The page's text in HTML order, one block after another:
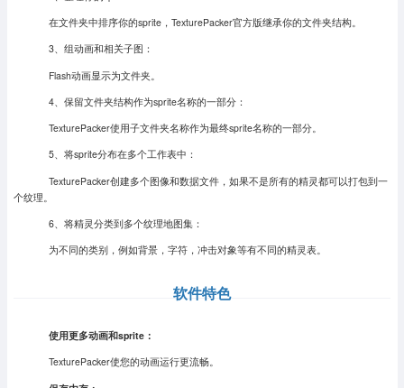
在文件夹中排序你的sprite，TexturePacker官方版继承你的文件夹结构。
3、组动画和相关子图：
Flash动画显示为文件夹。
4、保留文件夹结构作为sprite名称的一部分：
TexturePacker使用子文件夹名称作为最终sprite名称的一部分。
5、将sprite分布在多个工作表中：
TexturePacker创建多个图像和数据文件，如果不是所有的精灵都可以打包到一
个纹理。
6、将精灵分类到多个纹理地图集：
为不同的类别，例如背景，字符，冲击对象等有不同的精灵表。
软件特色
使用更多动画和sprite：
TexturePacker使您的动画运行更流畅。